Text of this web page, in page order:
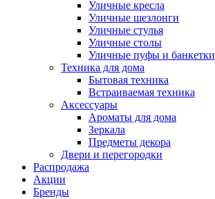
Уличные кресла
Уличные шезлонги
Уличные стулья
Уличные столы
Уличные пуфы и банкетки
Техника для дома
Бытовая техника
Встраиваемая техника
Аксессуары
Ароматы для дома
Зеркала
Предметы декора
Двери и перегородки
Распродажа
Акции
Бренды